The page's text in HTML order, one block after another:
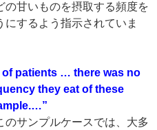
の甘いものを摂取する頻度を
するよう指示されていま
of patients … there was no
they eat of these
のサンプルケースでは、大多